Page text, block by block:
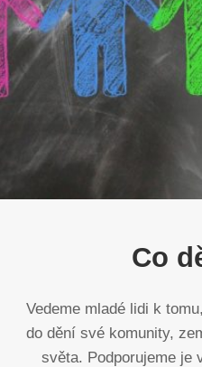
Co
Vedeme mladé lidi k
do dění své komunity,
světa. Podporujeme je